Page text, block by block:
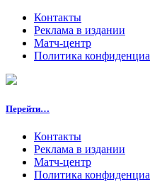
Контакты
Реклама в издании
Матч-центр
Политика
Перейти…
Контакты
Реклама в издании
Матч-центр
Политика